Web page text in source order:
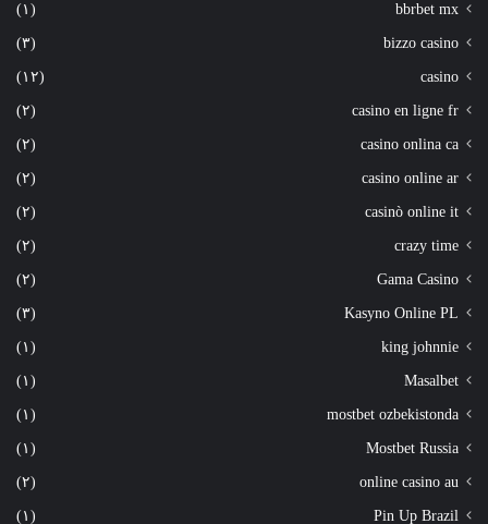
bbrbet mx (١)
bizzo casino (٣)
casino (١٢)
casino en ligne fr (٢)
casino onlina ca (٢)
casino online ar (٢)
casinò online it (٢)
crazy time (٢)
Gama Casino (٢)
Kasyno Online PL (٣)
king johnnie (١)
Masalbet (١)
mostbet ozbekistonda (١)
Mostbet Russia (١)
online casino au (٢)
Pin Up Brazil (١)